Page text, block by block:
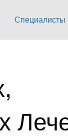
Специалисты